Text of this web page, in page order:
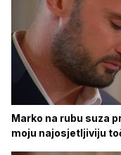
Marko na rubu suza
moju najosjetljiviju